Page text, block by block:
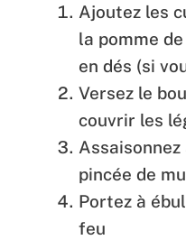
Ajoutez les
la pomme
en dés (si
Versez le
couvrir les
pincée de
Portez à
feu